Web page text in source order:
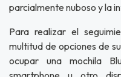
parcialmente nuboso y la
Para realizar el
multitud de opciones de
ocupar una mochila